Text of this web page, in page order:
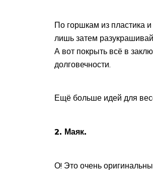
По горшкам из пластика
лишь затем
А вот покрыть всё в
долговечности.
Ещё больше идей для
2. Маяк.
О! Это очень